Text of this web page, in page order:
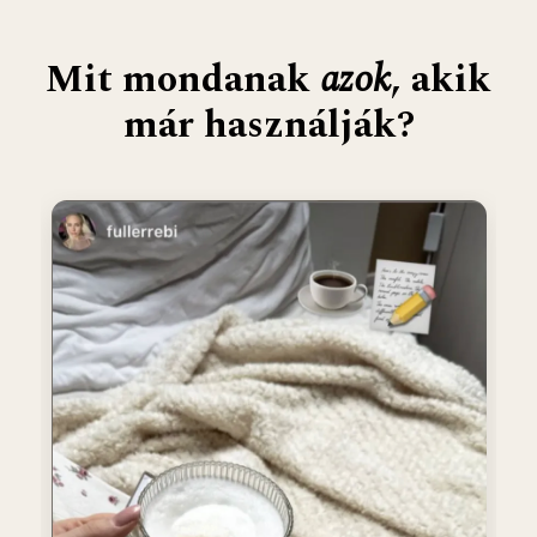
Mit mondanakazok, akik
már használják?